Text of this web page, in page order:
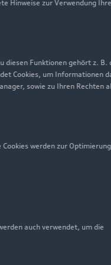
Hinweise zur Verwendung
diesen Funktionen gehört z. B.
Cookies, um Informationen
sowie zu Ihren Rechten
werden zur
auch verwendet, um die